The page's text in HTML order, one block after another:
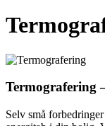
Termografering
Selv små